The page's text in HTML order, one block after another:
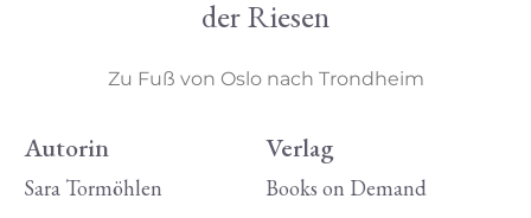
der Riesen
Zu Fuß von Oslo nach Trondheim
Autorin
Sara Tormöhlen
Verlag
Books on Demand